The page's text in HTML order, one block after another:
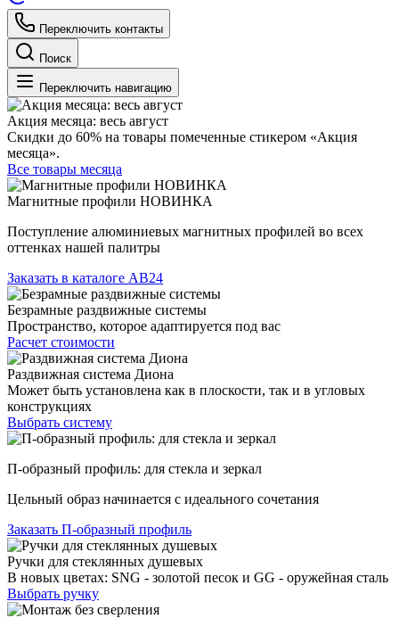
Переключить контакты
Поиск
Переключить навигацию
Акция месяца: весь август
Скидки до 60% на товары помеченные стикером «Акция
месяца».
Все товары месяца
Магнитные профили НОВИНКА
Поступление алюминиевых магнитных профилей во всех
оттенках нашей палитры
Заказать в каталоге АВ24
Безрамные раздвижные системы
Пространство, которое адаптируется под вас
Расчет стоимости
Раздвижная система Диона
Может быть установлена как в плоскости, так и в угловых
конструкциях
Выбрать систему
П-образный профиль: для стекла и зеркал
Цельный образ начинается с идеального сочетания
Заказать П-образный профиль
Ручки для стеклянных душевых
В новых цветах: SNG - золотой песок и GG - оружейная сталь
Выбрать ручку